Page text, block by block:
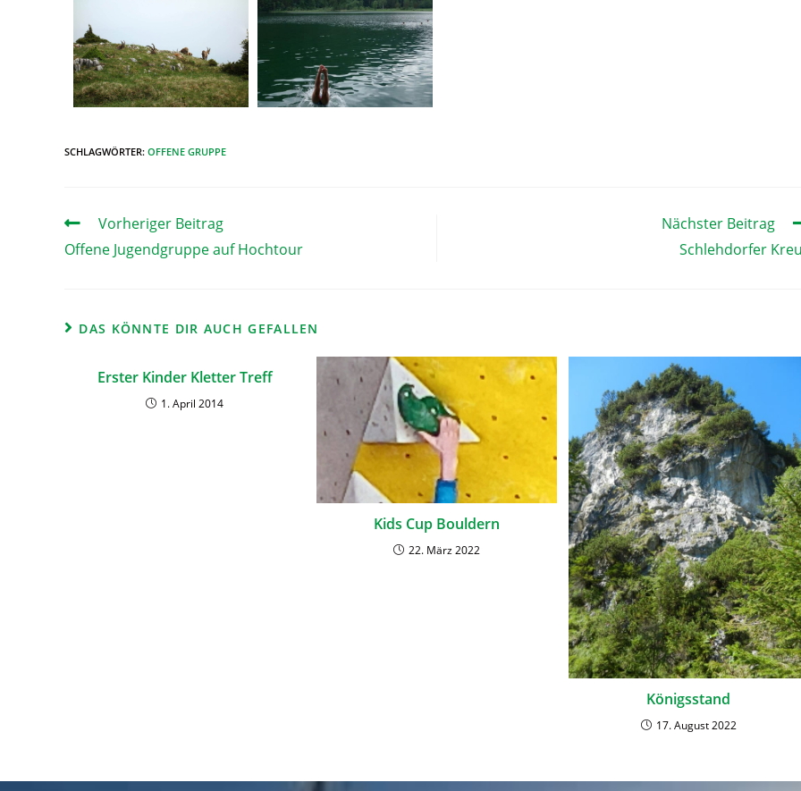
SCHLAGWÖRTER: OFFENE GRUPPE
Vorheriger Beitrag
Offene Jugendgruppe auf Hochtour
Nächster Beitrag
Schlehdorfer
DAS KÖNNTE DIR AUCH GEFALLEN
Erster Kinder Kletter Treff
1. April 2014
Kids Cup Bouldern
22. März 2022
Königsstand
17. August 2022